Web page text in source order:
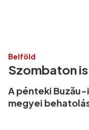
Belföld
Szombaton
A pénteki
megyei